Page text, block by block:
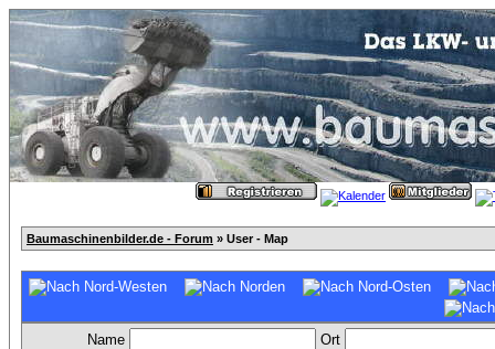
Baumaschinenbilder.de - Forum » User - Map
Name Ort